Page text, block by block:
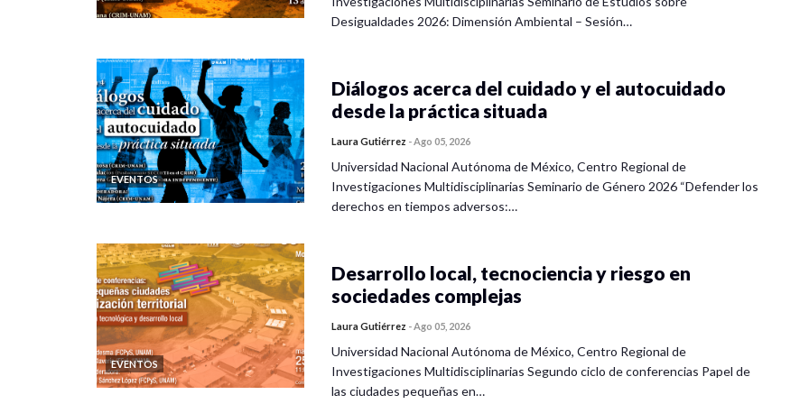
Desigualdades 2026: Dimensión Ambiental – Sesión…
EVENTOS
Diálogos acerca del cuidado y el autocuidado
desde la práctica situada
Laura Gutiérrez -Ago 05, 2026
Universidad Nacional Autónoma de México, Centro Regional de
Investigaciones Multidisciplinarias Seminario de Género 2026 “Defender los
derechos en tiempos adversos:…
EVENTOS
Desarrollo local, tecnociencia y riesgo en
sociedades complejas
Laura Gutiérrez -Ago 05, 2026
Universidad Nacional Autónoma de México, Centro Regional de
Investigaciones Multidisciplinarias Segundo ciclo de conferencias Papel de
las ciudades pequeñas en…